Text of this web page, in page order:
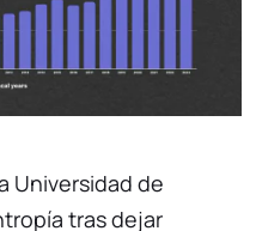
Universidad de
tras dejar